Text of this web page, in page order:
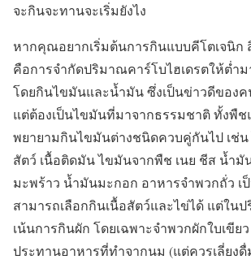
จะกินจะทานจะเริ่มยังไง
หากคุณอยากเริ่มต้นการกินแบบคีโตเจนิก
คือการจำกัดปริมาณคาร์โบไฮเดรตให้ต่ำม
โดยกินไขมันและน้ำมัน ซึ่งเป็นข่าวดีของ
แต่ต้องเป็นไขมันที่มาจากธรรมชาติ ทั้งพืช
พยายามกินไขมันต่างชนิดควบคู่กันไป เช่น
สัตว์ เนื้อติดมัน ไขมันจากพืช เนย ชีส น้ำ
มะพร้าว น้ำมันมะกอก อาหารจำพวกถั่ว เ
สามารถเลือกกินเนื้อสัตว์และไข่ได้ แต่ใน
เน้นการกินผัก โดยเฉพาะจำพวกผักใบเขีย
ประทานอาหารที่ทำจากนม (แต่ควรเลี่ยง